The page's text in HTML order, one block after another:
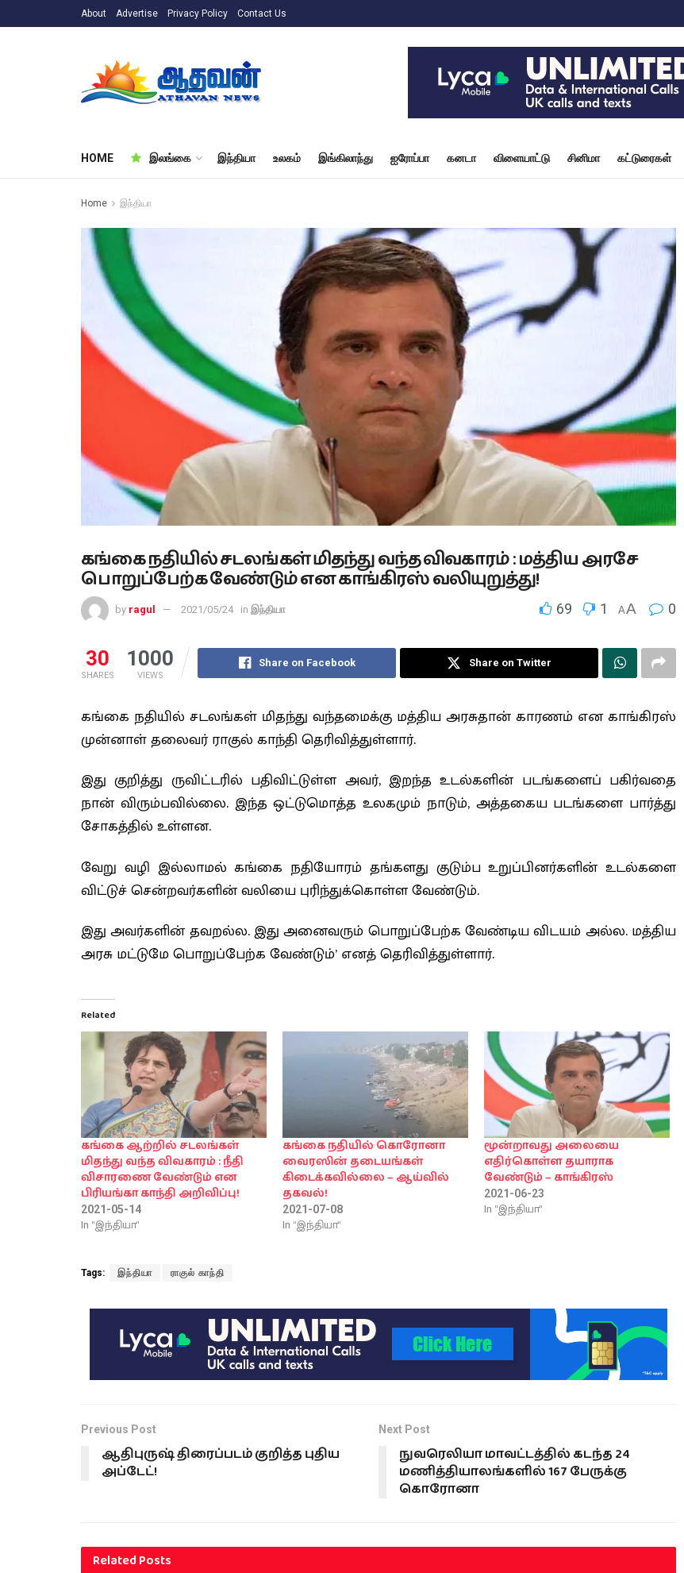
About Advertise Privacy Policy Contact Us
HOME இலங்கை இந்தியா உலகம் இங்கிலாந்து ஐரோப்பா கனடா விளையாட்டு சினிமா கட்டுரைகள்
Home இந்தியா
கங்கை நதியில் சடலங்கள் மிதந்து வந்த விவகாரம் : மத்திய அரசே
பொறுப்பேற்க வேண்டும் என காங்கிரஸ் வலியுறுத்து!
by ragul 2021/05/24 in இந்தியா 69 1 AA 0
30
SHARES
1000
VIEWS
Share on Facebook Share on Twitter
கங்கை நதியில் சடலங்கள் மிதந்து வந்தமைக்கு மத்திய அரசுதான் காரணம் என காங்கிரஸ்
முன்னாள் தலைவர் ராகுல் காந்தி தெரிவித்துள்ளார்.
இது குறித்து ருவிட்டரில் பதிவிட்டுள்ள அவர், இறந்த உடல்களின் படங்களைப் பகிர்வதை
நான் விரும்பவில்லை. இந்த ஒட்டுமொத்த உலகமும் நாடும், அத்தகைய படங்களை பார்த்து
சோகத்தில் உள்ளன.
வேறு வழி இல்லாமல் கங்கை நதியோரம் தங்களது குடும்ப உறுப்பினர்களின் உடல்களை
விட்டுச் சென்றவர்களின் வலியை புரிந்துக்கொள்ள வேண்டும்.
இது அவர்களின் தவறல்ல. இது அனைவரும் பொறுப்பேற்க வேண்டிய விடயம் அல்ல. மத்திய
அரசு மட்டுமே பொறுப்பேற்க வேண்டும்’ எனத் தெரிவித்துள்ளார்.
Related
கங்கை ஆற்றில் சடலங்கள்
மிதந்து வந்த விவகாரம் : நீதி
விசாரணை வேண்டும் என
பிரியங்கா காந்தி அறிவிப்பு!
2021-05-14
In "இந்தியா"
கங்கை நதியில் கொரோனா
வைரஸின் தடையங்கள்
கிடைக்கவில்லை – ஆய்வில்
தகவல்!
2021-07-08
In "இந்தியா"
மூன்றாவது அலையை
எதிர்கொள்ள தயாராக
வேண்டும் – காங்கிரஸ்
2021-06-23
In "இந்தியா"
Tags: இந்தியா ராகுல் காந்தி
Previous Post
ஆதிபுருஷ் திரைப்படம் குறித்த புதிய
அப்டேட்!
Next Post
நுவரெலியா மாவட்டத்தில் கடந்த 24
மணித்தியாலங்களில் 167 பேருக்கு
கொரோனா
RelatedPosts